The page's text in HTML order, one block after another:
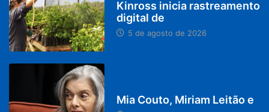
Kinross inicia rastreamento
digital de
5 de agosto de 2026
Mia Couto, Miriam Leitão e